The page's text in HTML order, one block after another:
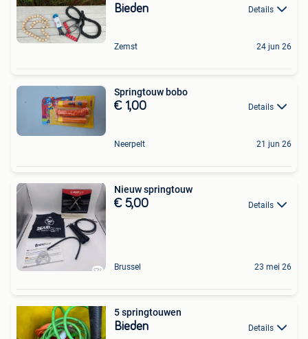
Bieden Details
Zemst 24 jun 26
Springtouw bobo
€ 1,00 Details
Neerpelt 21 jun 26
Nieuw springtouw
€ 5,00 Details
Brussel 23 mei 26
5 springtouwen
Bieden Details